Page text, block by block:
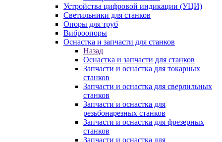
Устройства цифровой индикации (УЦИ)
Светильники для станков
Опоры для труб
Виброопоры
Оснастка и запчасти для станков
Назад
Оснастка и запчасти для станков
Запчасти и оснастка для токарных
станков
Запчасти и оснастка для сверлильных
станков
Запчасти и оснастка для
резьбонарезных станков
Запчасти и оснастка для фрезерных
станков
Запчасти и оснастка для